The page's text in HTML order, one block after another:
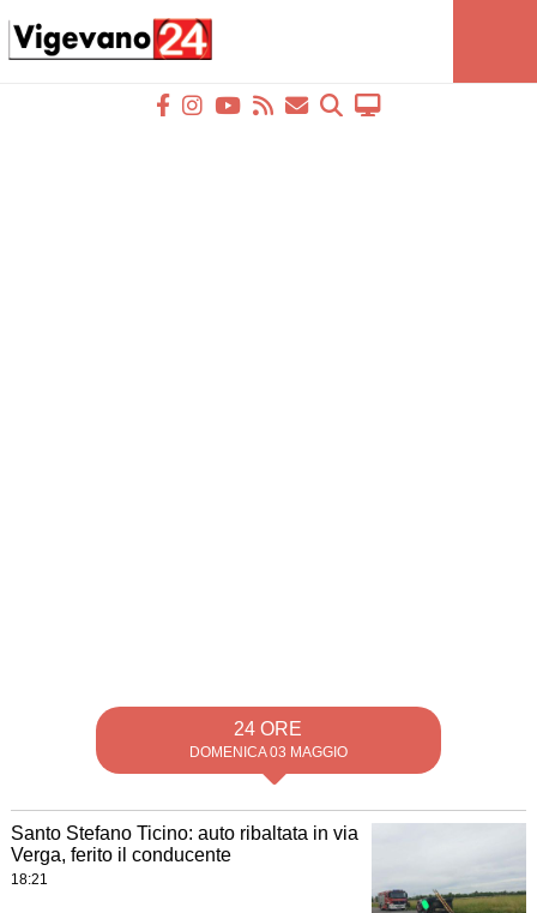
24 ORE
DOMENICA 03 MAGGIO
Santo Stefano Ticino: auto ribaltata in via
Verga, ferito il conducente
18:21